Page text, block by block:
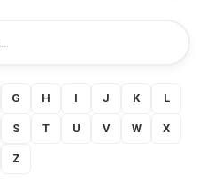
G H I J K L
S T U V W X
Z